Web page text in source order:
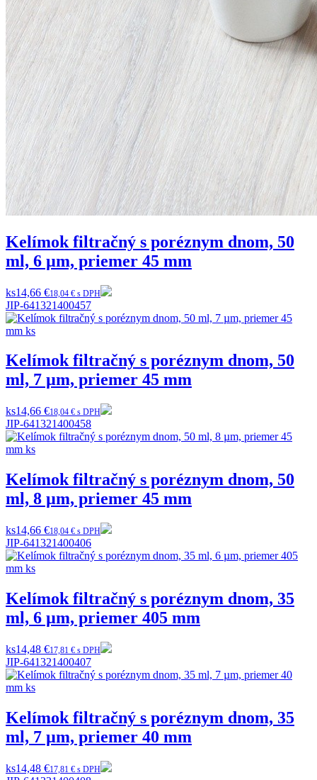
Kelímok filtračný s poréznym dnom, 50
ml, 6 µm, priemer 45 mm
ks14,66 €18,04 € s DPH
JIP-641321400457
Kelímok filtračný s poréznym dnom, 50
ml, 7 µm, priemer 45 mm
ks14,66 €18,04 € s DPH
JIP-641321400458
Kelímok filtračný s poréznym dnom, 50
ml, 8 µm, priemer 45 mm
ks14,66 €18,04 € s DPH
JIP-641321400406
Kelímok filtračný s poréznym dnom, 35
ml, 6 µm, priemer 405 mm
ks14,48 €17,81 € s DPH
JIP-641321400407
Kelímok filtračný s poréznym dnom, 35
ml, 7 µm, priemer 40 mm
ks14,48 €17,81 € s DPH